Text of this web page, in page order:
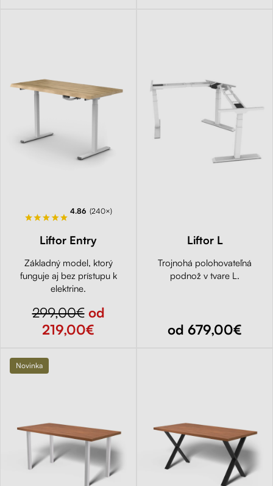
4.86 (240×)
Liftor Entry
Základný model, ktorý
funguje aj bez prístupu k
elektrine.
299,00€od
219,00€
Liftor L
Trojnohá polohovateľná
podnož v tvare L.
od 679,00€
Novinka